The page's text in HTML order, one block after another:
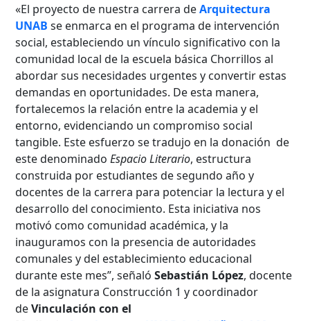
«El proyecto de nuestra carrera deArquitectura
UNAB se enmarca en el programa de intervención
social, estableciendo un vínculo significativo con la
comunidad local de la escuela básica Chorrillos al
abordar sus necesidades urgentes y convertir estas
demandas en oportunidades. De esta manera,
fortalecemos la relación entre la academia y el
entorno, evidenciando un compromiso social
tangible. Este esfuerzo se tradujo en la donación de
este denominadoEspacio Literario, estructura
construida por estudiantes de segundo año y
docentes de la carrera para potenciar la lectura y el
desarrollo del conocimiento. Esta iniciativa nos
motivó como comunidad académica, y la
inauguramos con la presencia de autoridades
comunales y del establecimiento educacional
durante este mes”, señalóSebastián López, docente
de la asignatura Construcción 1 y coordinador
deVinculación con el